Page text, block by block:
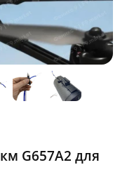
G657A2 для